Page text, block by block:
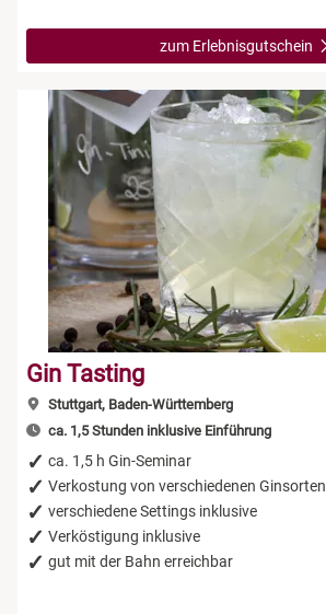
zum Erlebnisgutschein
Gin Tasting
Stuttgart, Baden-Württemberg
ca. 1,5 Stunden inklusive Einführung
ca. 1,5 h Gin-Seminar
Verkostung von verschiedenen Ginsorten
verschiedene Settings inklusive
Verköstigung inklusive
gut mit der Bahn erreichbar